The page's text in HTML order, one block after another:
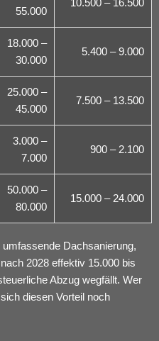
55.000
18.000 –
30.000
5.400 – 9.000
25.000 –
45.000
7.500 – 13.500
3.000 –
7.000
900 – 2.100
50.000 –
80.000
15.000 – 24.000
Dachsanierung,
2028 effektiv 15.000 bis
Abzug wegfällt. Wer
diesen Vorteil noch